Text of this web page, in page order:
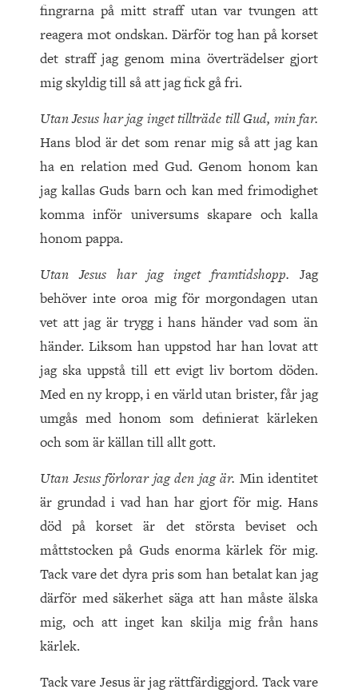
fingrarna på mitt straff utan var tvungen att
reagera mot ondskan. Därför tog han på korset
det straff jag genom mina överträdelser gjort
mig skyldig till så att jag fick gå fri.
Utan Jesus har jag inget tillträde till Gud, min far.
Hans blod är det som renar mig så att jag kan
ha en relation med Gud. Genom honom kan
jag kallas Guds barn och kan med frimodighet
komma inför universums skapare och kalla
honom pappa.
Utan Jesus har jag inget framtidshopp. Jag
behöver inte oroa mig för morgondagen utan
vet att jag är trygg i hans händer vad som än
händer. Liksom han uppstod har han lovat att
jag ska uppstå till ett evigt liv bortom döden.
Med en ny kropp, i en värld utan brister, får jag
umgås med honom som definierat kärleken
och som är källan till allt gott.
Utan Jesus förlorar jag den jag är. Min identitet
är grundad i vad han har gjort för mig. Hans
död på korset är det största beviset och
måttstocken på Guds enorma kärlek för mig.
Tack vare det dyra pris som han betalat kan jag
därför med säkerhet säga att han måste älska
mig, och att inget kan skilja mig från hans
kärlek.
Tack vare Jesus är jag rättfärdiggjord. Tack vare